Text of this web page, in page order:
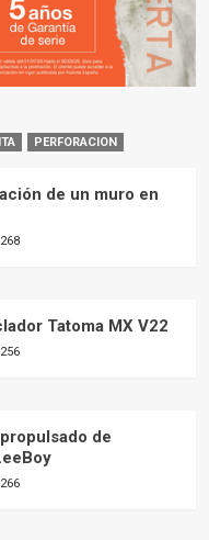
PERFORACION
de un muro en
268
Tatoma MX V22
256
de
266